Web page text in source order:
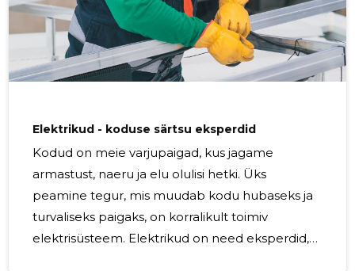
Elektrikud - koduse särtsu eksperdid
Kodud on meie varjupaigad, kus jagame
armastust, naeru ja elu olulisi hetki. Üks
peamine tegur, mis muudab kodu hubaseks ja
turvaliseks paigaks, on korralikult toimiv
elektrisüsteem. Elektrikud on need eksperdid,